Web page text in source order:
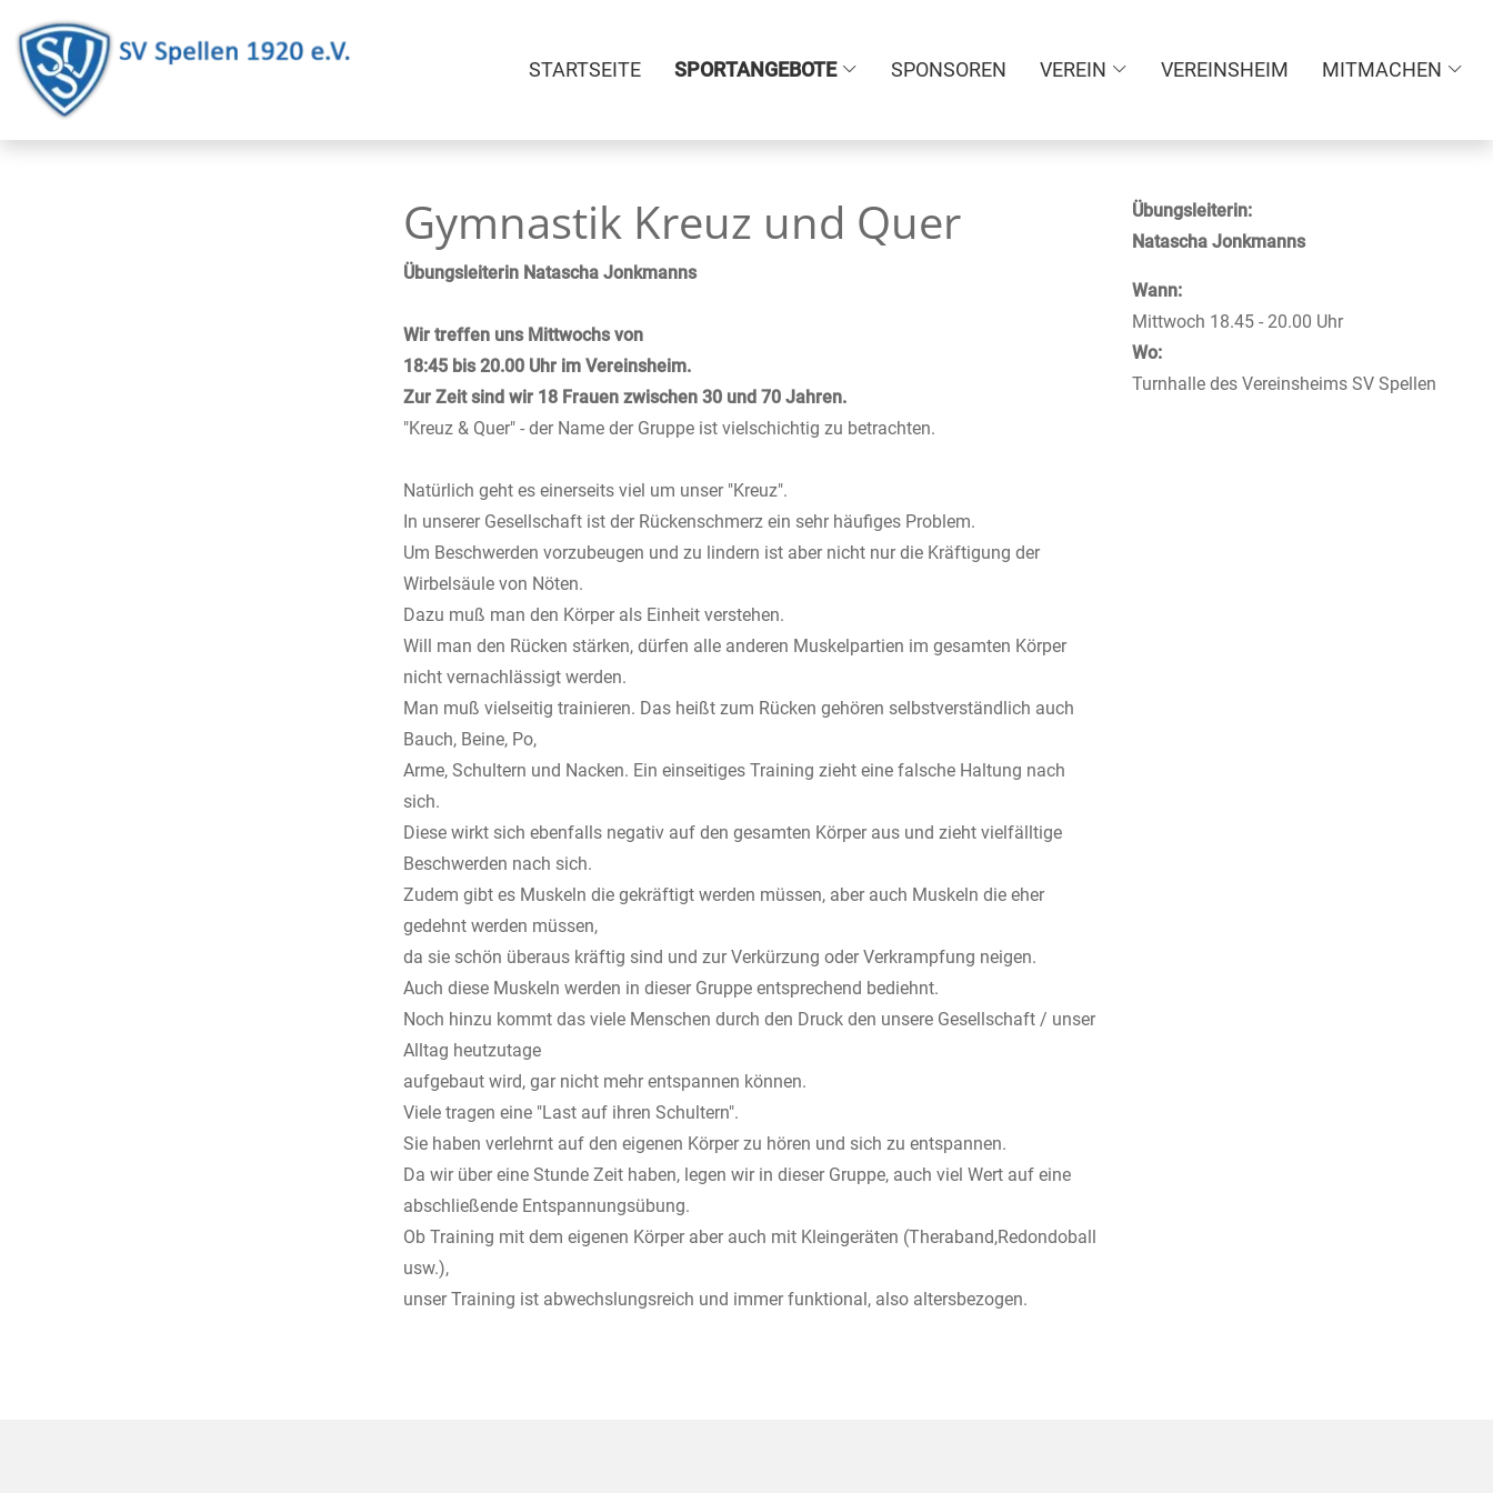
STARTSEITE SPORTANGEBOTE SPONSOREN VEREIN VEREINSHEIM MITMACHEN
Gymnastik Kreuz und Quer
Übungsleiterin Natascha Jonkmanns
Wir treffen uns Mittwochs von
18:45 bis 20.00 Uhr im Vereinsheim.
Zur Zeit sind wir 18 Frauen zwischen 30 und 70 Jahren.
"Kreuz & Quer" - der Name der Gruppe ist vielschichtig zu betrachten.
Natürlich geht es einerseits viel um unser "Kreuz".
In unserer Gesellschaft ist der Rückenschmerz ein sehr häufiges Problem.
Um Beschwerden vorzubeugen und zu lindern ist aber nicht nur die Kräftigung der
Wirbelsäule von Nöten.
Dazu muß man den Körper als Einheit verstehen.
Will man den Rücken stärken, dürfen alle anderen Muskelpartien im gesamten Körper
nicht vernachlässigt werden.
Man muß vielseitig trainieren. Das heißt zum Rücken gehören selbstverständlich auch
Bauch, Beine, Po,
Arme, Schultern und Nacken. Ein einseitiges Training zieht eine falsche Haltung nach
sich.
Diese wirkt sich ebenfalls negativ auf den gesamten Körper aus und zieht vielfälltige
Beschwerden nach sich.
Zudem gibt es Muskeln die gekräftigt werden müssen, aber auch Muskeln die eher
gedehnt werden müssen,
da sie schön überaus kräftig sind und zur Verkürzung oder Verkrampfung neigen.
Auch diese Muskeln werden in dieser Gruppe entsprechend bediehnt.
Noch hinzu kommt das viele Menschen durch den Druck den unsere Gesellschaft / unser
Alltag heutzutage
aufgebaut wird, gar nicht mehr entspannen können.
Viele tragen eine "Last auf ihren Schultern".
Sie haben verlehrnt auf den eigenen Körper zu hören und sich zu entspannen.
Da wir über eine Stunde Zeit haben, legen wir in dieser Gruppe, auch viel Wert auf eine
abschließende Entspannungsübung.
Ob Training mit dem eigenen Körper aber auch mit Kleingeräten (Theraband,Redondoball
usw.),
unser Training ist abwechslungsreich und immer funktional, also altersbezogen.
Übungsleiterin:
Natascha Jonkmanns
Wann:
Mittwoch 18.45 - 20.00 Uhr
Wo:
Turnhalle des Vereinsheims SV Spellen